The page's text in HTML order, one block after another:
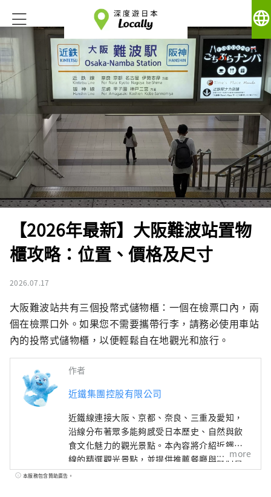
language
【2026年最新】大阪難波站置物
櫃攻略：位置、價格及尺寸
2026.07.17
大阪難波站共有三個投幣式儲物櫃：一個在檢票口內，兩
個在檢票口外。如果您不需要攜帶行李，請務必使用車站
內的投幣式儲物櫃，以便輕鬆自在地觀光和旅行。
作者
近鐵集團控股有限公司
近鐵線連接大阪、京都、奈良、三重及愛知，
沿線分布著眾多能夠感受日本歷史、自然與飲
食文化魅力的觀光景點。本內容將介紹近鐵沿
線的精選觀光景點，並提供推薦餐廳與飯店資
訊， 以及旅途中實用的小提醒，為您的近鐵線
more
本服務包含贊助廣告。